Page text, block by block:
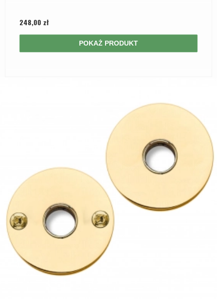
248,00 zł
POKAŻ PRODUKT